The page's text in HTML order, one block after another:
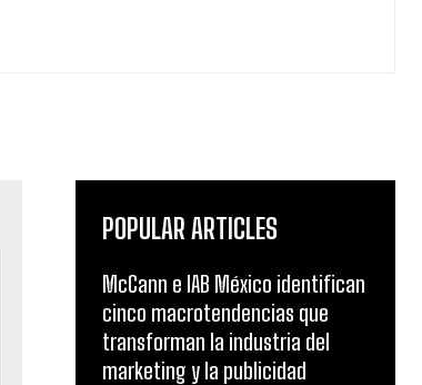
POPULAR ARTICLES
McCann e IAB México identifican
cinco macrotendencias que
transforman la industria del
marketing y la publicidad